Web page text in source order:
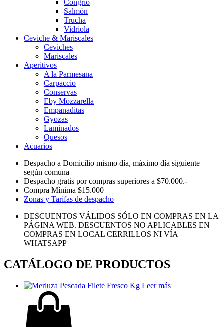
Congrio
Salmón
Trucha
Vidriola
Ceviche & Mariscales
Ceviches
Mariscales
Aperitivos
A la Parmesana
Carpaccio
Conservas
Eby Mozzarella
Empanaditas
Gyozas
Laminados
Quesos
Acuarios
Despacho a Domicilio mismo día, máximo día siguiente
según comuna
Despacho gratis por compras superiores a $70.000.-
Compra Mínima $15.000
Zonas y Tarifas de despacho
DESCUENTOS VÁLIDOS SÓLO EN COMPRAS EN LA
PÁGINA WEB. DESCUENTOS NO APLICABLES EN
COMPRAS EN LOCAL CERRILLOS NI VÍA
WHATSAPP
CATÁLOGO DE PRODUCTOS
Leer más